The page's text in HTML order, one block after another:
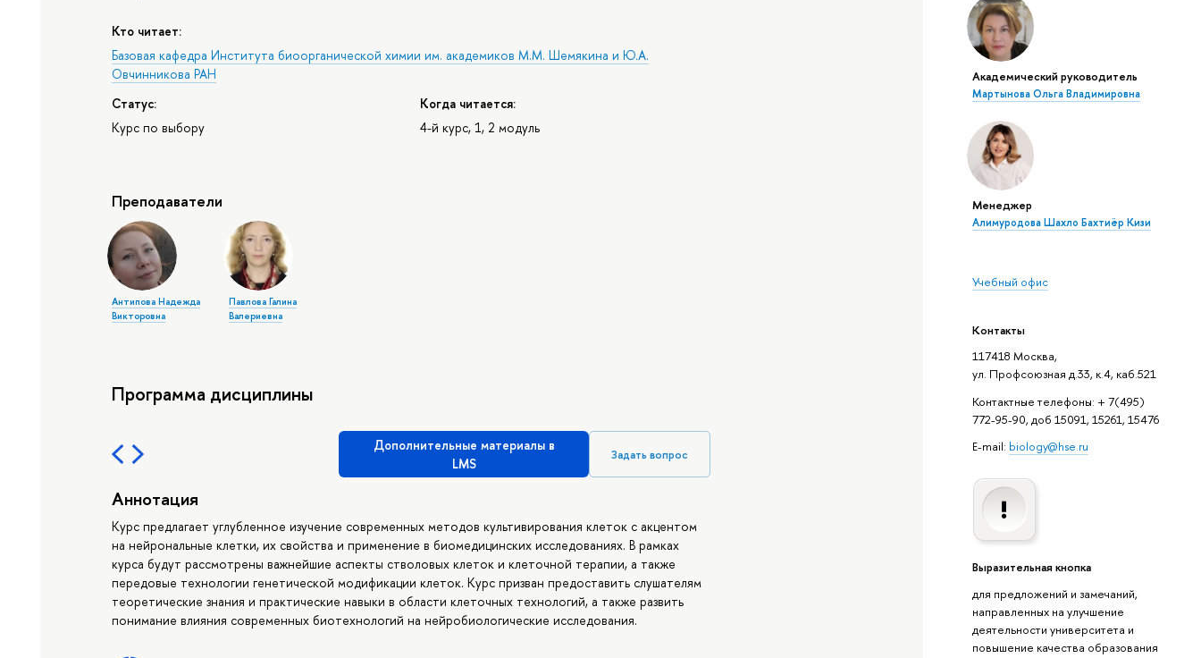
Академический руководитель
Мартынова Ольга Владимировна
Менеджер
Алимуродова Шахло Бахтиёр Кизи
Учебный офис
Контакты
117418 Москва,
ул. Профсоюзная д.33, к.4, каб.521
Контактные телефоны: + 7(495)
772-95-90, доб 15091, 15261, 15476
E-mail: biology@hse.ru
Выразительная кнопка
для предложений и замечаний,
направленных на улучшение
деятельности университета и
повышение качества образования
Кто читает:
Базовая кафедра Института биоорганической химии им. академиков М.М. Шемякина и Ю.А.
Овчинникова РАН
Статус:
Курс по выбору
Когда читается:
4-й курс, 1, 2 модуль
Преподаватели
Антипова Надежда
Викторовна
Павлова Галина
Валериевна
Программа дисциплины
Дополнительные материалы в
LMS
Задать вопрос
Аннотация
Курс предлагает углубленное изучение современных методов культивирования клеток с акцентом
на нейрональные клетки, их свойства и применение в биомедицинских исследованиях. В рамках
курса будут рассмотрены важнейшие аспекты стволовых клеток и клеточной терапии, а также
передовые технологии генетической модификации клеток. Курс призван предоставить слушателям
теоретические знания и практические навыки в области клеточных технологий, а также развить
понимание влияния современных биотехнологий на нейробиологические исследования.